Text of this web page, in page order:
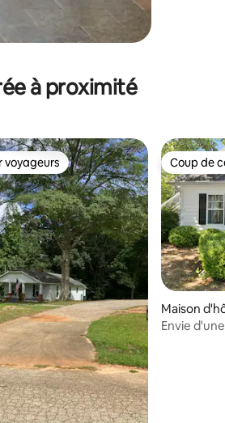
à proximité
de 278 commentaires : 4,94 sur 5
voyageurs Coup de
Coup de
Maison
Envie